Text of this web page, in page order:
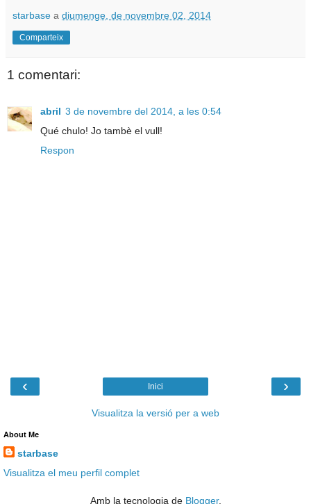
starbase a diumenge, de novembre 02, 2014
Comparteix
1 comentari:
abril 3 de novembre del 2014, a les 0:54
Qué chulo! Jo tambè el vull!
Respon
‹ ›
Inici
Visualitza la versió per a web
About Me
starbase
Visualitza el meu perfil complet
Amb la tecnologia de Blogger.